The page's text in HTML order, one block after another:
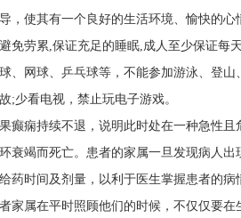
，使其有一个良好的生活环境、愉快的心
免劳累,保证充足的睡眠,成人至少保证每
、网球、乒乓球等，不能参加游泳、登
;少看电视，禁止玩电子游戏。
癫痫持续不退，说明此时处在一种急性
衰竭而死亡。患者的家属一旦发现病人
药时间及剂量，以利于医生掌握患者的病
家属在平时照顾他们的时候，不仅仅要